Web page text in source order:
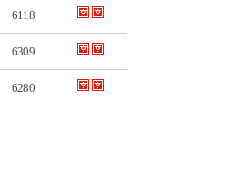
6118
6309
6280